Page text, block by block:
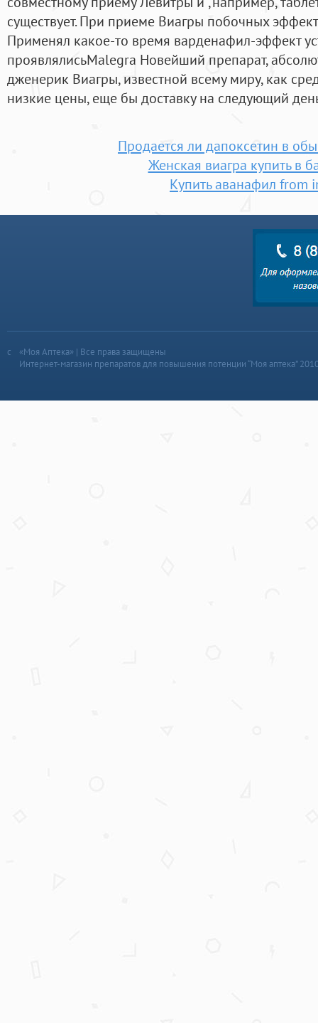
существует. При приеме Виагры побочных
Применял какое-то время варденафил-эффект
проявлялисьMalegra Новейший препарат,
дженерик Виагры, известной всему миру, как
низкие цены, еще бы доставку на следующий
Продается ли дапоксетин в
Женская виагра купить в
Купить аванафил from
«Моя Аптека» | Все права защищены
Интернет-магазин препаратов для повышения потенции “Моя аптека”